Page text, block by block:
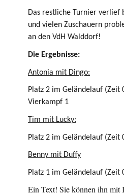
Das restliche Turnier verlief
und vielen Zuschauern
an den VdH Walddorf!
Die Ergebnisse:
Antonia mit Dingo:
Platz 2 im Geländelauf (Zeit
Vierkampf 1
Tim mit Lucky:
Platz 2 im Geländelauf (Zeit
Benny mit Duffy
Platz 1 im Geländelauf (Zeit
Ein Text! Sie können ihn mit